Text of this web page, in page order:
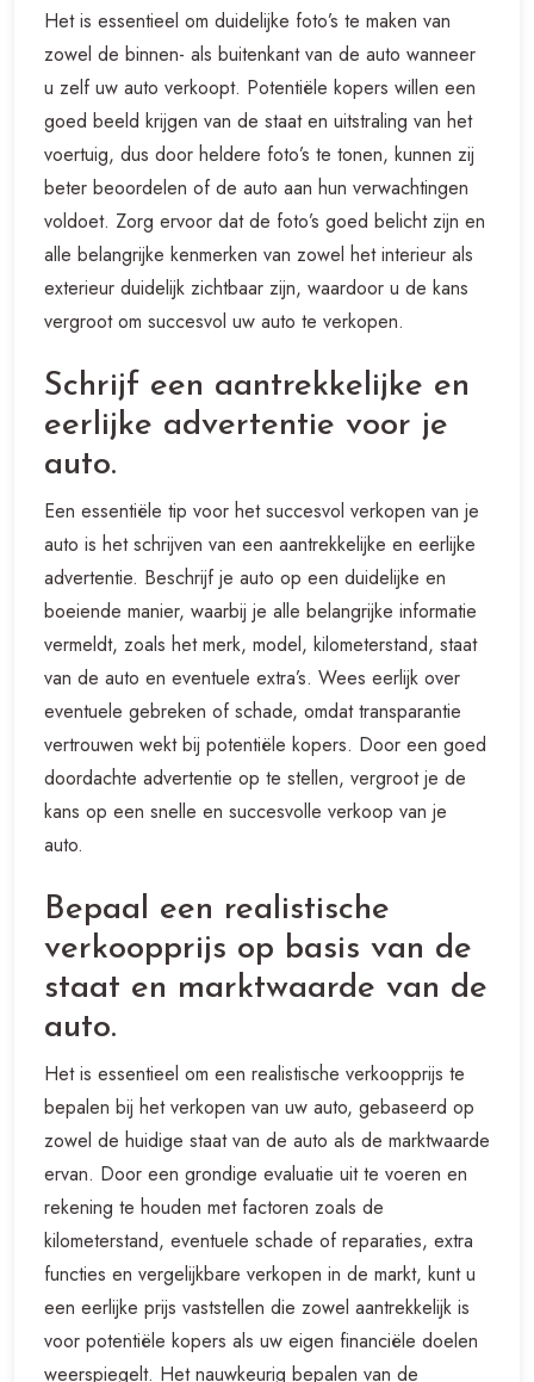
Het is essentieel om duidelijke foto’s te maken van
zowel de binnen- als buitenkant van de auto wanneer
u zelf uw auto verkoopt. Potentiële kopers willen een
goed beeld krijgen van de staat en uitstraling van het
voertuig, dus door heldere foto’s te tonen, kunnen zij
beter beoordelen of de auto aan hun verwachtingen
voldoet. Zorg ervoor dat de foto’s goed belicht zijn en
alle belangrijke kenmerken van zowel het interieur als
exterieur duidelijk zichtbaar zijn, waardoor u de kans
vergroot om succesvol uw auto te verkopen.
Schrijf een aantrekkelijke en
eerlijke advertentie voor je
auto.
Een essentiële tip voor het succesvol verkopen van je
auto is het schrijven van een aantrekkelijke en eerlijke
advertentie. Beschrijf je auto op een duidelijke en
boeiende manier, waarbij je alle belangrijke informatie
vermeldt, zoals het merk, model, kilometerstand, staat
van de auto en eventuele extra’s. Wees eerlijk over
eventuele gebreken of schade, omdat transparantie
vertrouwen wekt bij potentiële kopers. Door een goed
doordachte advertentie op te stellen, vergroot je de
kans op een snelle en succesvolle verkoop van je
auto.
Bepaal een realistische
verkoopprijs op basis van de
staat en marktwaarde van de
auto.
Het is essentieel om een realistische verkoopprijs te
bepalen bij het verkopen van uw auto, gebaseerd op
zowel de huidige staat van de auto als de marktwaarde
ervan. Door een grondige evaluatie uit te voeren en
rekening te houden met factoren zoals de
kilometerstand, eventuele schade of reparaties, extra
functies en vergelijkbare verkopen in de markt, kunt u
een eerlijke prijs vaststellen die zowel aantrekkelijk is
voor potentiële kopers als uw eigen financiële doelen
weerspiegelt. Het nauwkeurig bepalen van de